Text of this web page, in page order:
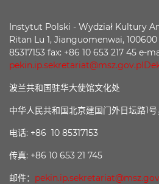
Instytut Polski - Wydział Kultury
Ritan Lu 1, Jianguomenwai,
85317153 fax: +86 10 653 217 45 e-
pekin.ip.sekretariat@msz.gov.pl
波兰共和国驻华大使馆文化处
中华人民共和国北京建国门外日坛路1
电话: +86 10 85317153
传真: +86 10 653 21 745
邮件：